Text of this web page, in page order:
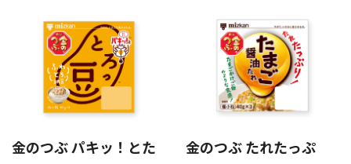
金のつぶ パキッ！とた
金のつぶ たれたっぷ